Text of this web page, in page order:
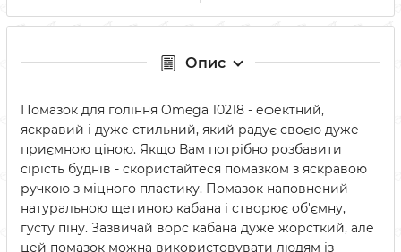
Опис
Помазок для гоління Omega 10218 - ефектний,
яскравий і дуже стильний, який радує своєю дуже
приємною ціною. Якщо Вам потрібно розбавити
сірість буднів - скористайтеся помазком з яскравою
ручкою з міцного пластику. Помазок наповнений
натуральною щетиною кабана і створює об'ємну,
густу піну. Зазвичай ворс кабана дуже жорсткий, але
цей помазок можна використовувати людям із